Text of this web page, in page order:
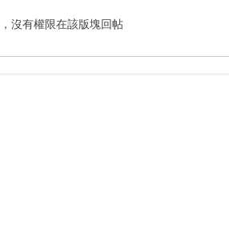
沒有權限在該版塊回帖